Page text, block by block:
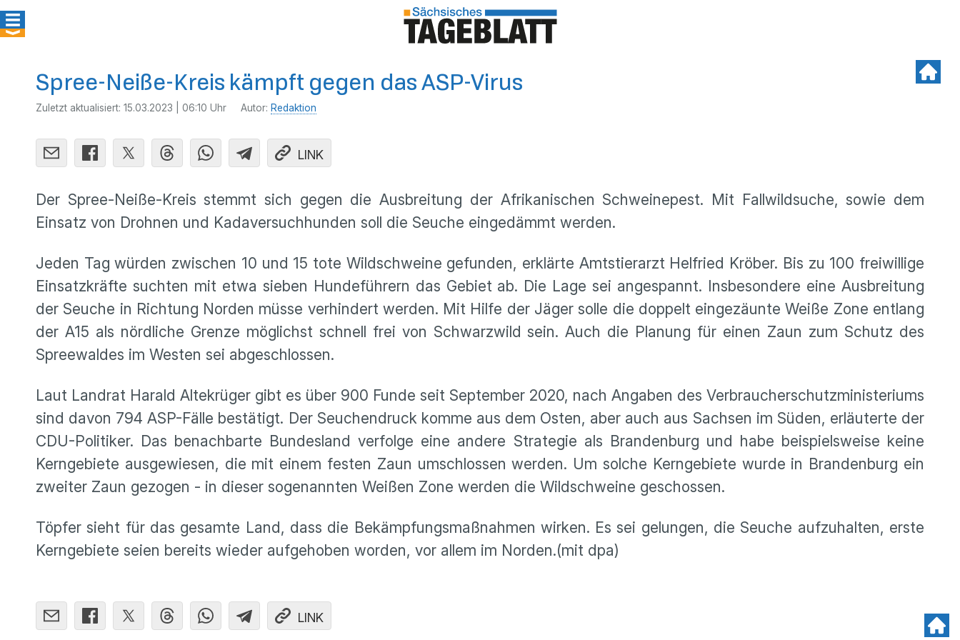
Spree-Neiße-Kreis kämpft gegen das ASP-Virus
Zuletzt aktualisiert: 15.03.2023 | 06:10 Uhr Autor: Redaktion
LINK
Der Spree-Neiße-Kreis stemmt sich gegen die Ausbreitung der Afrikanischen Schweinepest. Mit Fallwildsuche, sowie dem
Einsatz von Drohnen und Kadaversuchhunden soll die Seuche eingedämmt werden.
Jeden Tag würden zwischen 10 und 15 tote Wildschweine gefunden, erklärte Amtstierarzt Helfried Kröber. Bis zu 100 freiwillige
Einsatzkräfte suchten mit etwa sieben Hundeführern das Gebiet ab. Die Lage sei angespannt. Insbesondere eine Ausbreitung
der Seuche in Richtung Norden müsse verhindert werden. Mit Hilfe der Jäger solle die doppelt eingezäunte Weiße Zone entlang
der A15 als nördliche Grenze möglichst schnell frei von Schwarzwild sein. Auch die Planung für einen Zaun zum Schutz des
Spreewaldes im Westen sei abgeschlossen.
Laut Landrat Harald Altekrüger gibt es über 900 Funde seit September 2020, nach Angaben des Verbraucherschutzministeriums
sind davon 794 ASP-Fälle bestätigt. Der Seuchendruck komme aus dem Osten, aber auch aus Sachsen im Süden, erläuterte der
CDU-Politiker. Das benachbarte Bundesland verfolge eine andere Strategie als Brandenburg und habe beispielsweise keine
Kerngebiete ausgewiesen, die mit einem festen Zaun umschlossen werden. Um solche Kerngebiete wurde in Brandenburg ein
zweiter Zaun gezogen - in dieser sogenannten Weißen Zone werden die Wildschweine geschossen.
Töpfer sieht für das gesamte Land, dass die Bekämpfungsmaßnahmen wirken. Es sei gelungen, die Seuche aufzuhalten, erste
Kerngebiete seien bereits wieder aufgehoben worden, vor allem im Norden.(mit dpa)
LINK